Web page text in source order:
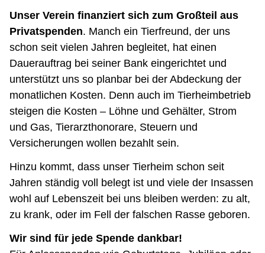
Unser Verein finanziert sich zum Großteil aus
Privatspenden. Manch ein Tierfreund, der uns
schon seit vielen Jahren begleitet, hat einen
Dauerauftrag bei seiner Bank eingerichtet und
unterstützt uns so planbar bei der Abdeckung der
monatlichen Kosten. Denn auch im Tierheimbetrieb
steigen die Kosten – Löhne und Gehälter, Strom
und Gas, Tierarzthonorare, Steuern und
Versicherungen wollen bezahlt sein.
Hinzu kommt, dass unser Tierheim schon seit
Jahren ständig voll belegt ist und viele der Insassen
wohl auf Lebenszeit bei uns bleiben werden: zu alt,
zu krank, oder im Fell der falschen Rasse geboren.
Wir sind für jede Spende dankbar!